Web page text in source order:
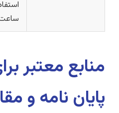
منابع معتبر
پایان نامه و